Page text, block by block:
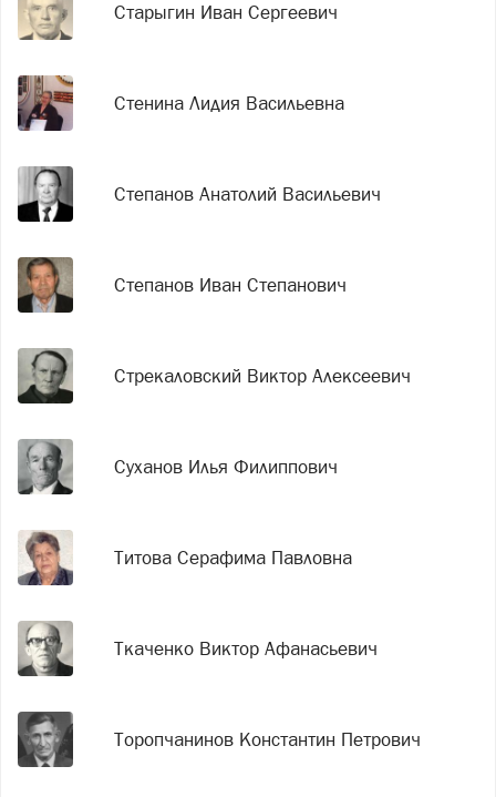
Старыгин Иван Сергеевич
Стенина Лидия Васильевна
Степанов Анатолий Васильевич
Степанов Иван Степанович
Стрекаловский Виктор Алексеевич
Суханов Илья Филиппович
Титова Серафима Павловна
Ткаченко Виктор Афанасьевич
Торопчанинов Константин Петрович